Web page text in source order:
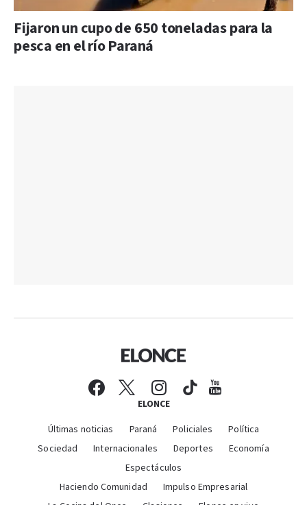
Fijaron un cupo de 650 toneladas para la
pesca en el río Paraná
ELONCE
Últimas noticias Paraná Policiales
Política
Sociedad
Internacionales Deportes
Economía
Espectáculos
Haciendo Comunidad
Impulso Empresarial